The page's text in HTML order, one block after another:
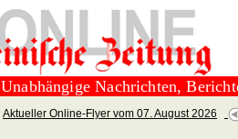
Unabhängige Nachrichten,
Aktueller Online-Flyer vom 07. August 2026